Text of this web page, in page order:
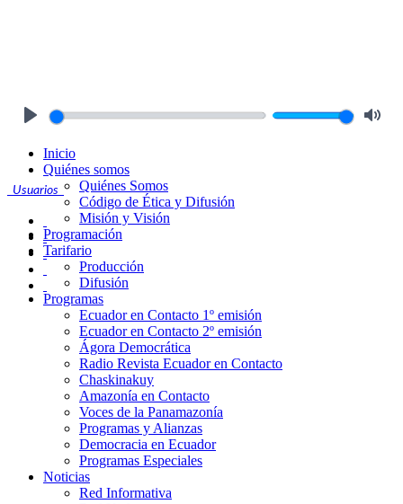
Usuarios
Inicio
Quiénes somos
Quiénes Somos
Código de Ética y Difusión
Misión y Visión
Programación
Tarifario
Producción
Difusión
Programas
Ecuador en Contacto 1º emisión
Ecuador en Contacto 2º emisión
Ágora Democrática
Radio Revista Ecuador en Contacto
Chaskinakuy
Amazonía en Contacto
Voces de la Panamazonía
Programas y Alianzas
Democracia en Ecuador
Programas Especiales
Noticias
Red Informativa